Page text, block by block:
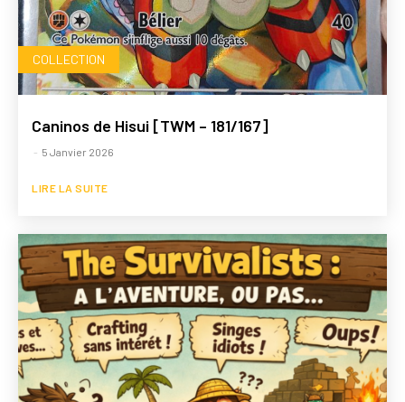
COLLECTION
Caninos de Hisui [TWM – 181/167]
- 5 Janvier 2026
LIRE LA SUITE